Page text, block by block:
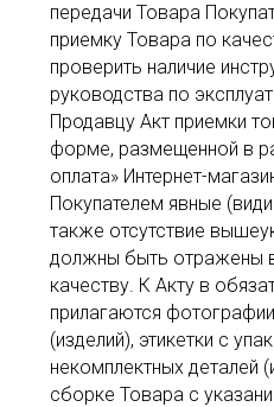
передачи Товара
приемку Товара по
проверить наличие
руководства по
Продавцу Акт приемки
форме, размещенной в
оплата» Интернет-
Покупателем явные
также отсутствие
должны быть отражены
качеству. К Акту в
прилагаются
(изделий), этикетки с
некомплектных деталей
сборке Товара с